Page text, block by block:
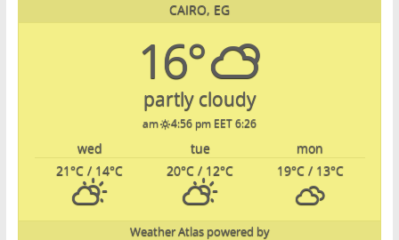
CAIRO, EG
16°
partly cloudy
6:26 am
4:56 pm EET
mon
tue
wed
19°C/ 13°C
20°C / 12°C
21°C / 14°C
powered by
Weather Atlas